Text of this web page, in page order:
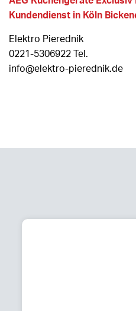
Kundendienst in Köln
Elektro Pierednik
0221-5306922 Tel.
info@elektro-pierednik.de